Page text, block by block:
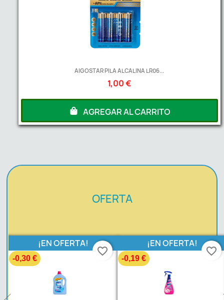
AIGOSTAR PILA ALCALINA LR06...
1,00 €
AGREGAR AL CARRITO
OFERTA
¡EN OFERTA!
-0,30 €
favorite_border
¡EN OFERTA!
-0,19 €
favorite_border